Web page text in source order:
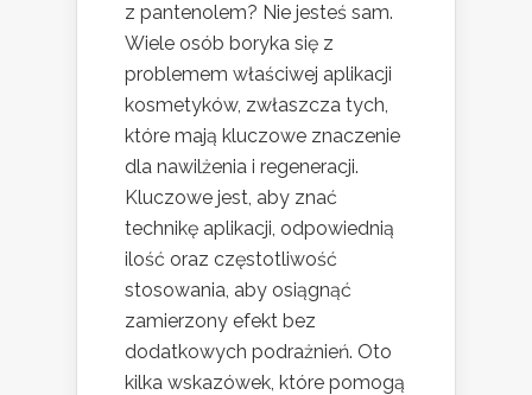
z pantenolem? Nie jesteś sam.
Wiele osób boryka się z
problemem właściwej aplikacji
kosmetyków, zwłaszcza tych,
które mają kluczowe znaczenie
dla nawilżenia i regeneracji.
Kluczowe jest, aby znać
technikę aplikacji, odpowiednią
ilość oraz częstotliwość
stosowania, aby osiągnąć
zamierzony efekt bez
dodatkowych podrażnień. Oto
kilka wskazówek, które pomogą